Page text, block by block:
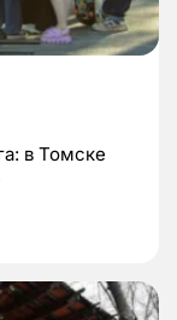
в Томске